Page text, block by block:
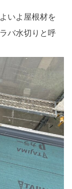
いよ屋根材を
バ水切りと呼